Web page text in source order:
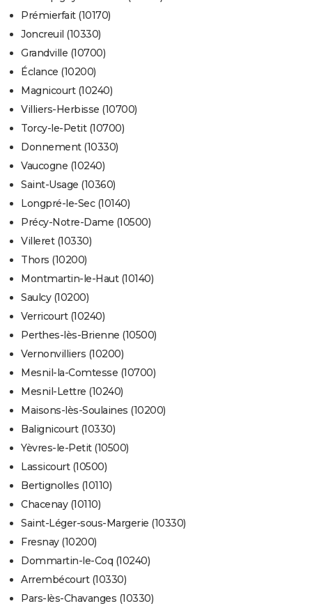
Prémierfait (10170)
Joncreuil (10330)
Grandville (10700)
Éclance (10200)
Magnicourt (10240)
Villiers-Herbisse (10700)
Torcy-le-Petit (10700)
Donnement (10330)
Vaucogne (10240)
Saint-Usage (10360)
Longpré-le-Sec (10140)
Précy-Notre-Dame (10500)
Villeret (10330)
Thors (10200)
Montmartin-le-Haut (10140)
Saulcy (10200)
Verricourt (10240)
Perthes-lès-Brienne (10500)
Vernonvilliers (10200)
Mesnil-la-Comtesse (10700)
Mesnil-Lettre (10240)
Maisons-lès-Soulaines (10200)
Balignicourt (10330)
Yèvres-le-Petit (10500)
Lassicourt (10500)
Bertignolles (10110)
Chacenay (10110)
Saint-Léger-sous-Margerie (10330)
Fresnay (10200)
Dommartin-le-Coq (10240)
Arrembécourt (10330)
Pars-lès-Chavanges (10330)